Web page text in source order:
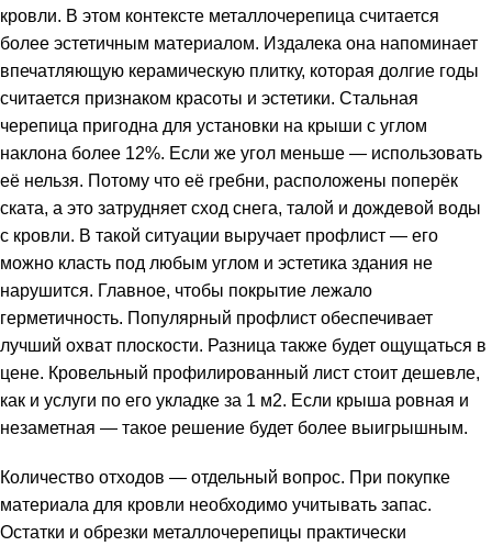
кровли. В этом контексте металлочерепица считается
более эстетичным материалом. Издалека она напоминает
впечатляющую керамическую плитку, которая долгие годы
считается признаком красоты и эстетики. Стальная
черепица пригодна для установки на крыши с углом
наклона более 12%. Если же угол меньше — использовать
её нельзя. Потому что её гребни, расположены поперёк
ската, а это затрудняет сход снега, талой и дождевой воды
с кровли. В такой ситуации выручает профлист — его
можно класть под любым углом и эстетика здания не
нарушится. Главное, чтобы покрытие лежало
герметичность. Популярный профлист обеспечивает
лучший охват плоскости. Разница также будет ощущаться в
цене. Кровельный профилированный лист стоит дешевле,
как и услуги по его укладке за 1 м2. Если крыша ровная и
незаметная — такое решение будет более выигрышным.
Количество отходов — отдельный вопрос. При покупке
материала для кровли необходимо учитывать запас.
Остатки и обрезки металлочерепицы практически